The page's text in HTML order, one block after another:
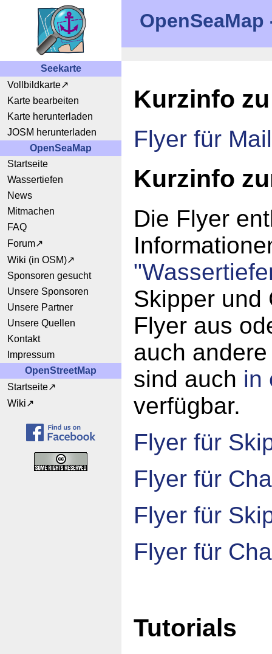
Seekarte
Vollbildkarte
Karte bearbeiten
Karte herunterladen
JOSM herunterladen
OpenSeaMap
Startseite
Wassertiefen
News
Mitmachen
FAQ
Forum
Wiki (in OSM)
Sponsoren gesucht
Unsere Sponsoren
Unsere Partner
Unsere Quellen
Kontakt
Impressum
OpenStreetMap
Startseite
Wiki
Kurzinfo
Flyer für
Kurzinfo
Die Flyer
Skipper und
Flyer aus
auch
sind auch in
verfügbar.
Flyer für
Flyer für
Flyer für
Flyer für
Tutorials